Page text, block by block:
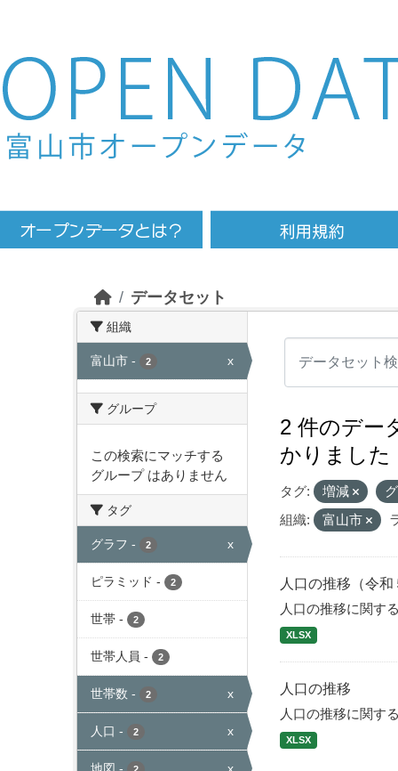
Skip to main content
データセット
組織
富山市 - 2 x
グループ
この検索にマッチする
グループ はありません
タグ
グラフ - 2 x
ピラミッド - 2
世帯 - 2
世帯人員 - 2
世帯数 - 2 x
人口 - 2 x
2 件のデー
かりました
タグ: 増減
組織:
富山市
人口の推移（令和
人口の推移に関す
XLSX
人口の推移
人口の推移に関す
XLSX